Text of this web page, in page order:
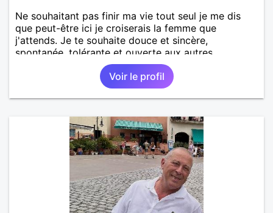
Ne souhaitant pas finir ma vie tout seul je me dis
que peut-être ici je croiserais la femme que
j'attends. Je te souhaite douce et sincère,
spontanée, tolérante et ouverte aux autres.
Voir le profil